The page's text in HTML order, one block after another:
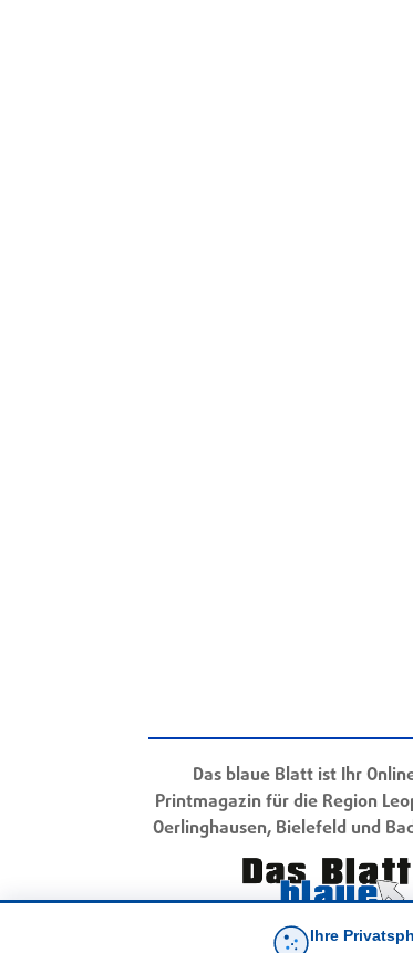
Das blaue Blatt ist Ihr
Printmagazin für die Region
Oerlinghausen, Bielefeld und
Ihre